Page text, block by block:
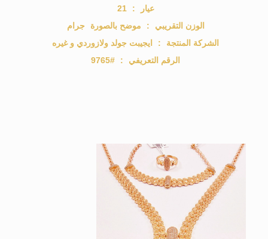
عيار :
21
الوزن التقريبي
: موضح بالصورة
جرام
الشركة المنتجة
:
ايجيبت جولد ولازوردي و غيره
الرقم التعريفي
:
#9765